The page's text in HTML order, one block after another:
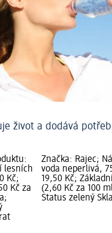
život a dodává
lesních
Kč;
Kč za
Značka: Rajec;
voda neperlivá,
19,50 Kč;
(2,60 Kč za 100
Status zelený